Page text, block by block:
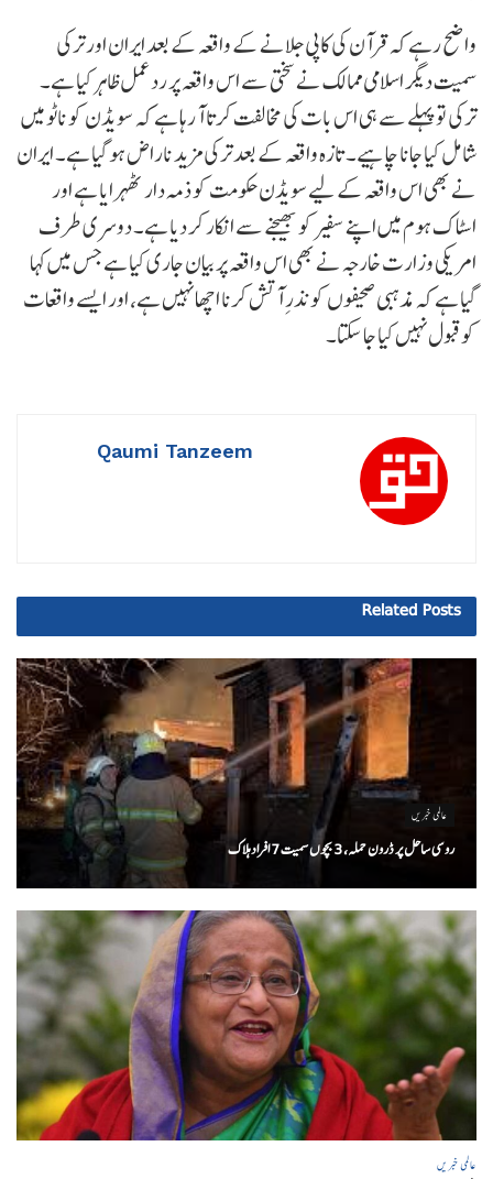
واضح رہے کہ قرآن کی کاپی جلانے کے واقعہ کے بعد ایران اور ترکی
سمیت دیگر اسلامی ممالک نے سختی سے اس واقعہ پر رد عمل ظاہر کیا ہے۔
ترکی تو پہلے سے ہی اس بات کی مخالفت کرتا آ رہا ہے کہ سویڈن کو ناٹو میں
شامل کیا جانا چاہیے۔ تازہ واقعہ کے بعد ترکی مزید ناراض ہو گیا ہے۔ ایران
نے بھی اس واقعہ کے لیے سویڈن حکومت کو ذمہ دار ٹھہرایا ہے اور
اسٹاک ہوم میں اپنے سفیر کو بھیجنے سے انکار کر دیا ہے۔ دوسری طرف
امریکی وزارت خارجہ نے بھی اس واقعہ پر بیان جاری کیا ہے جس میں کہا
گیا ہے کہ مذہبی صحیفوں کو نذرِ آتش کرنا اچھا نہیں ہے، اور ایسے واقعات
کو قبول نہیں کیا جا سکتا۔
Qaumi Tanzeem
Related Posts
عالمی خبریں
روسی ساحل پر ڈرون حملہ، 3 بچوں سمیت 7 افراد ہلاک
عالمی خبریں